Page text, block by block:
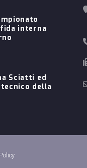
interna
Sciatti ed
della